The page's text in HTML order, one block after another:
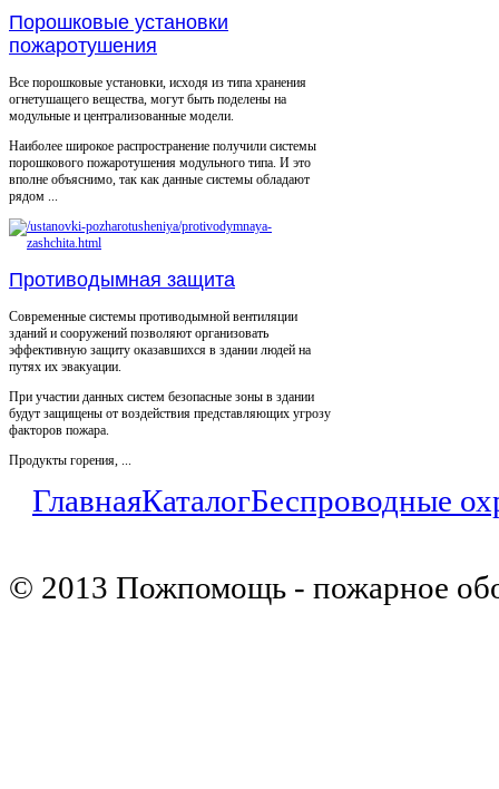
Порошковые установки
пожаротушения
Все порошковые установки, исходя из типа хранения
огнетушащего вещества, могут быть поделены на
модульные и централизованные модели.
Наиболее широкое распространение получили системы
порошкового пожаротушения модульного типа. И это
вполне объяснимо, так как данные системы обладают
рядом ...
Противодымная защита
Современные системы противодымной вентиляции
зданий и сооружений позволяют организовать
эффективную защиту оказавшихся в здании людей на
путях их эвакуации.
При участии данных систем безопасные зоны в здании
будут защищены от воздействия представляющих угрозу
факторов пожара.
Продукты горения, ...
ГлавнаяКаталогБеспроводные
© 2013 Пожпомощь - пожарное